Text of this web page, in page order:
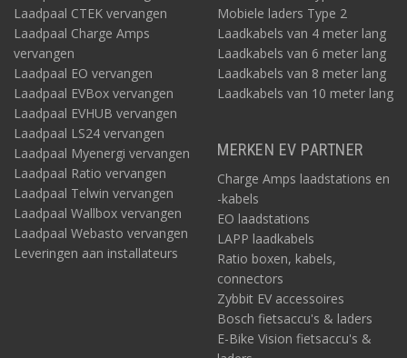
Laadpaal CTEK vervangen
Laadpaal Charge Amps
vervangen
Laadpaal EO vervangen
Laadpaal EVBox vervangen
Laadpaal EVHUB vervangen
Laadpaal LS24 vervangen
Laadpaal Myenergi vervangen
Laadpaal Ratio vervangen
Laadpaal Telwin vervangen
Laadpaal Wallbox vervangen
Laadpaal Webasto vervangen
Leveringen aan installateurs
Mobiele laders Type 2
Laadkabels van 4 meter lang
Laadkabels van 6 meter lang
Laadkabels van 8 meter lang
Laadkabels van 10 meter lang
MERKEN EV PARTNER
Charge Amps laadstations en
-kabels
EO laadstations
LAPP laadkabels
Ratio boxen, kabels,
connectors
Zybbit EV accessoires
Bosch fietsaccu's & laders
E-Bike Vision fietsaccu's &